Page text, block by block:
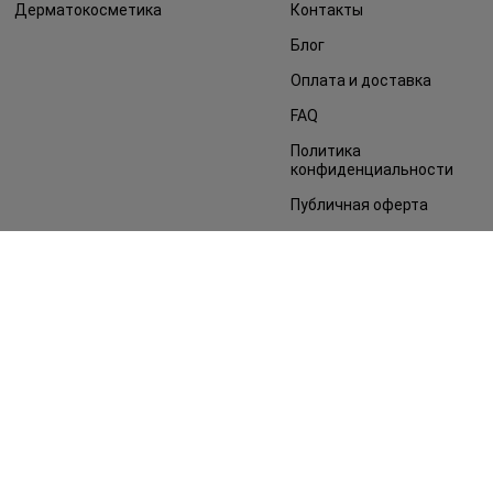
Дерматокосметика
Контакты
Блог
Оплата и доставка
FAQ
Политика
конфиденциальности
Публичная оферта